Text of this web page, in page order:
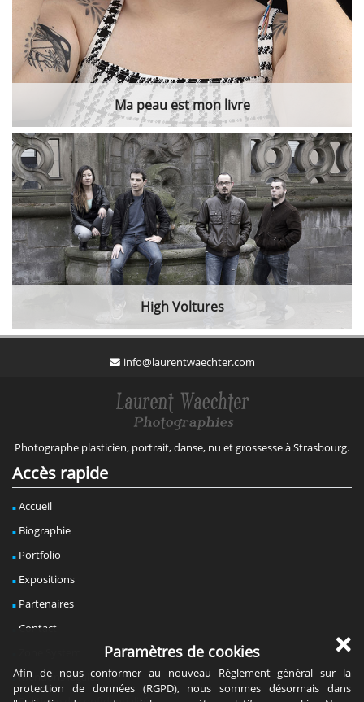
Ma peau est mon livre
High Voltures
info@laurentwaechter.com
Photographe plasticien, portrait, danse, nu et grossesse à Strasbourg.
Accès rapide
Accueil
Biographie
Portfolio
Expositions
Partenaires
Contact
Mentions légales
Paramètres de cookies
Afin de nous conformer au nouveau Réglement général sur la
protection de données (RGPD), nous sommes désormais dans